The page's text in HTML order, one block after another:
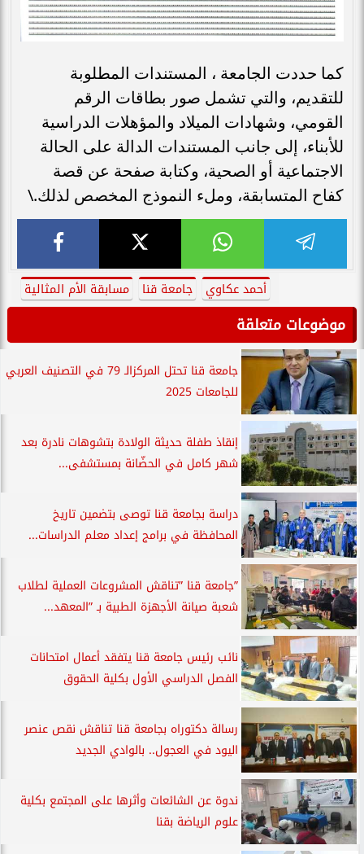
كما حددت الجامعة ، المستندات المطلوبة
للتقديم، والتي تشمل صور بطاقات الرقم
القومي، وشهادات الميلاد والمؤهلات الدراسية
للأبناء، إلى جانب المستندات الدالة على الحالة
الاجتماعية أو الصحية، وكتابة صفحة عن قصة
كفاح المتسابقة، وملء النموذج المخصص لذلك.\
أحمد عكاوي جامعة قنا مسابقة الأم المثالية
موضوعات متعلقة
جامعة قنا تحتل المركزالـ 79 في التصنيف العربي
للجامعات 2025
إنقاذ طفلة حديثة الولادة بتشوهات نادرة بعد
شهر كامل في الحضّانة بمستشفى...
دراسة بجامعة قنا توصى بتضمين تاريخ
المحافظة في برامج إعداد معلم الدراسات...
”جامعة قنا ”تناقش المشروعات العملية لطلاب
شعبة صيانة الأجهزة الطبية بـ ”المعهد...
نائب رئيس جامعة قنا يتفقد أعمال امتحانات
الفصل الدراسي الأول بكلية الحقوق
رسالة دكتوراه بجامعة قنا تناقش نقص عنصر
اليود في العجول.. بالوادي الجديد
ندوة عن الشائعات وأثرها على المجتمع بكلية
علوم الرياضة بقنا